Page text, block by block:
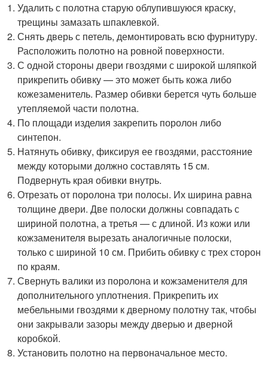
Удалить с полотна старую облупившуюся краску,
трещины замазать шпаклевкой.
Снять дверь с петель, демонтировать всю фурнитуру.
Расположить полотно на ровной поверхности.
С одной стороны двери гвоздями с широкой шляпкой
прикрепить обивку — это может быть кожа либо
кожезаменитель. Размер обивки берется чуть больше
утепляемой части полотна.
По площади изделия закрепить поролон либо
синтепон.
Натянуть обивку, фиксируя ее гвоздями, расстояние
между которыми должно составлять 15 см.
Подвернуть края обивки внутрь.
Отрезать от поролона три полосы. Их ширина равна
толщине двери. Две полоски должны совпадать с
шириной полотна, а третья — с длиной. Из кожи или
кожзаменителя вырезать аналогичные полоски,
только с шириной 10 см. Прибить обивку с трех сторон
по краям.
Свернуть валики из поролона и кожзаменителя для
дополнительного уплотнения. Прикрепить их
мебельными гвоздями к дверному полотну так, чтобы
они закрывали зазоры между дверью и дверной
коробкой.
Установить полотно на первоначальное место.